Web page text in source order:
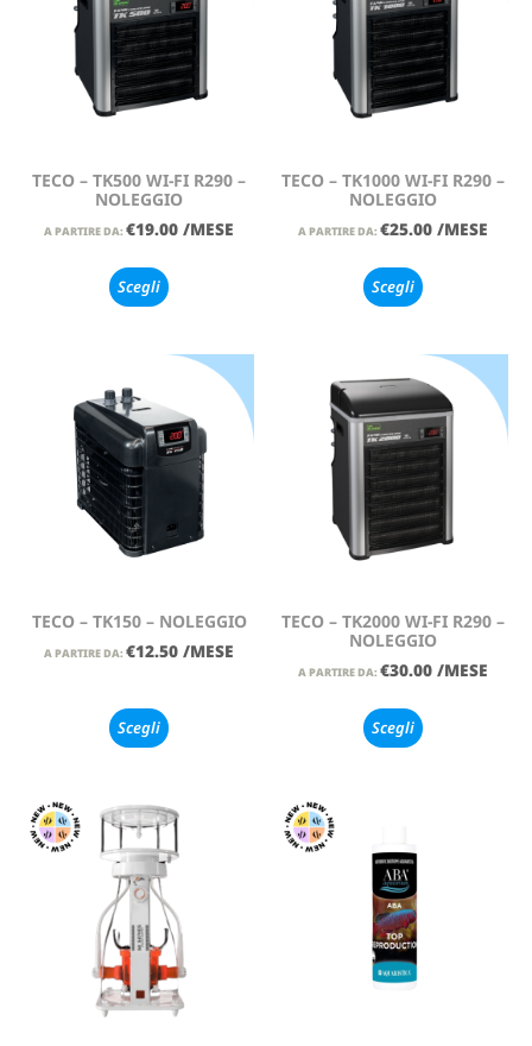
TECO – TK500 WI-FI R290 –
NOLEGGIO
A PARTIRE DA: €19.00 /MESE
Scegli
TECO – TK1000 WI-FI R290 –
NOLEGGIO
A PARTIRE DA: €25.00 /MESE
Scegli
TECO – TK150 – NOLEGGIO
A PARTIRE DA: €12.50 /MESE
Scegli
TECO – TK2000 WI-FI R290 –
NOLEGGIO
A PARTIRE DA: €30.00 /MESE
Scegli